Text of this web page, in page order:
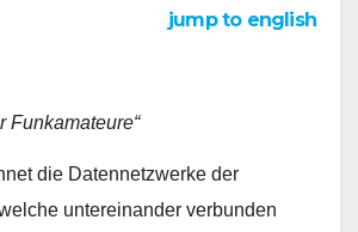
jump to english
Funkamateure“
die Datennetzwerke der
untereinander verbunden